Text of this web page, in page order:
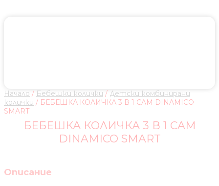
Начало / Бебешки колички / Детски комбинирани
колички / БЕБЕШКА КОЛИЧКА 3 В 1 CAM DINAMICO
SMART
БЕБЕШКА КОЛИЧКА 3 В 1 CAM
DINAMICO SMART
Описание